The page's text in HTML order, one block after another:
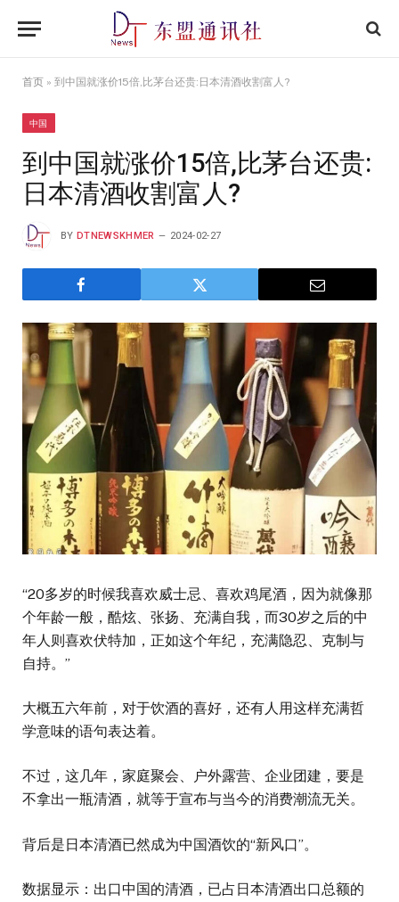
首页 » 到中国就涨价15倍,比茅台还贵:日本清酒收割富人?
中国
到中国就涨价15倍,比茅台还贵:
日本清酒收割富人?
BY DTNEWSKHMER 2024-02-27
“20多岁的时候我喜欢威士忌、喜欢鸡尾酒，因为就像那
个年龄一般，酷炫、张扬、充满自我，而30岁之后的中
年人则喜欢伏特加，正如这个年纪，充满隐忍、克制与
自持。”
大概五六年前，对于饮酒的喜好，还有人用这样充满哲
学意味的语句表达着。
不过，这几年，家庭聚会、户外露营、企业团建，要是
不拿出一瓶清酒，就等于宣布与当今的消费潮流无关。
背后是日本清酒已然成为中国酒饮的“新风口”。
数据显示：出口中国的清酒，已占日本清酒出口总额的